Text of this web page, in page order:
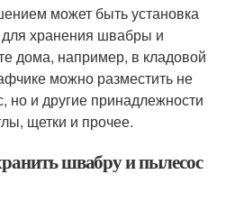
может быть установка
хранения швабры и
дома, например, в кладовой
можно разместить не
но и другие принадлежности
щетки и прочее.
швабру и пылесос